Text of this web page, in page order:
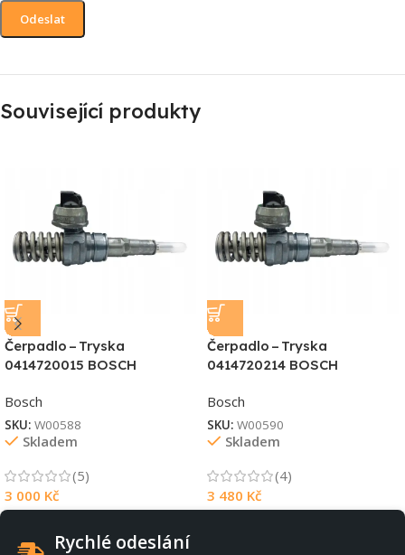
Související produkty
Čerpadlo – Tryska
0414720015 BOSCH
Bosch
SKU: W00588
Skladem
(5)
3 000 Kč
Čerpadlo – Tryska
0414720214 BOSCH
Bosch
SKU: W00590
Skladem
(4)
3 480 Kč
Rychlé odeslání